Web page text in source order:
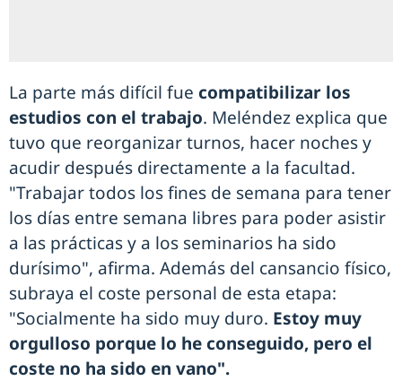
La parte más difícil fue compatibilizar los
estudios con el trabajo. Meléndez explica que
tuvo que reorganizar turnos, hacer noches y
acudir después directamente a la facultad.
"Trabajar todos los fines de semana para tener
los días entre semana libres para poder asistir
a las prácticas y a los seminarios ha sido
durísimo", afirma. Además del cansancio físico,
subraya el coste personal de esta etapa:
"Socialmente ha sido muy duro. Estoy muy
orgulloso porque lo he conseguido, pero el
coste no ha sido en vano".